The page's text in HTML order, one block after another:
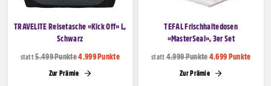
TRAVELITE Reisetasche «Kick Off» L,
Schwarz
statt5.499 Punkte4.999 Punkte
Zur Prämie
TEFAL Frischhaltedosen
«MasterSeal», 3er Set
statt 4.999 Punkte4.699 Punkte
Zur Prämie